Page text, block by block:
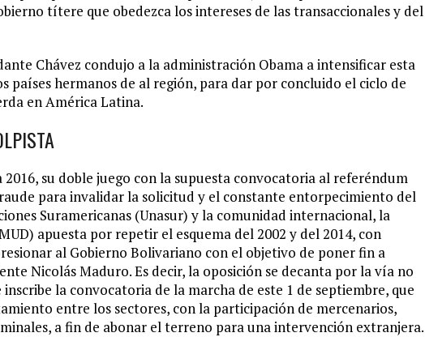
títere que obedezca los intereses de las transaccionales y del
Chávez condujo a la administración Obama a intensificar esta
países hermanos de al región, para dar por concluido el ciclo de
en América Latina.
2016, su doble juego con la supuesta convocatoria al referéndum
para invalidar la solicitud y el constante entorpecimiento del
Suramericanas (Unasur) y la comunidad internacional, la
apuesta por repetir el esquema del 2002 y del 2014, con
al Gobierno Bolivariano con el objetivo de poner fin a
Nicolás Maduro. Es decir, la oposición se decanta por la vía no
la convocatoria de la marcha de este 1 de septiembre, que
entre los sectores, con la participación de mercenarios,
a fin de abonar el terreno para una intervención extranjera.